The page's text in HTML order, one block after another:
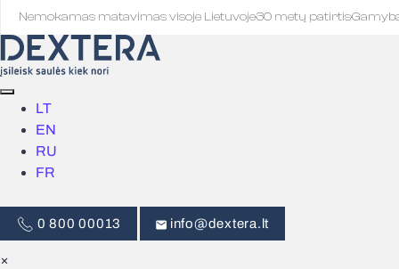
Nemokamas matavimas visoje Lietuvoje·30 metų patirtis·
LT
EN
RU
FR
0 800 00013 info@dextera.lt
×